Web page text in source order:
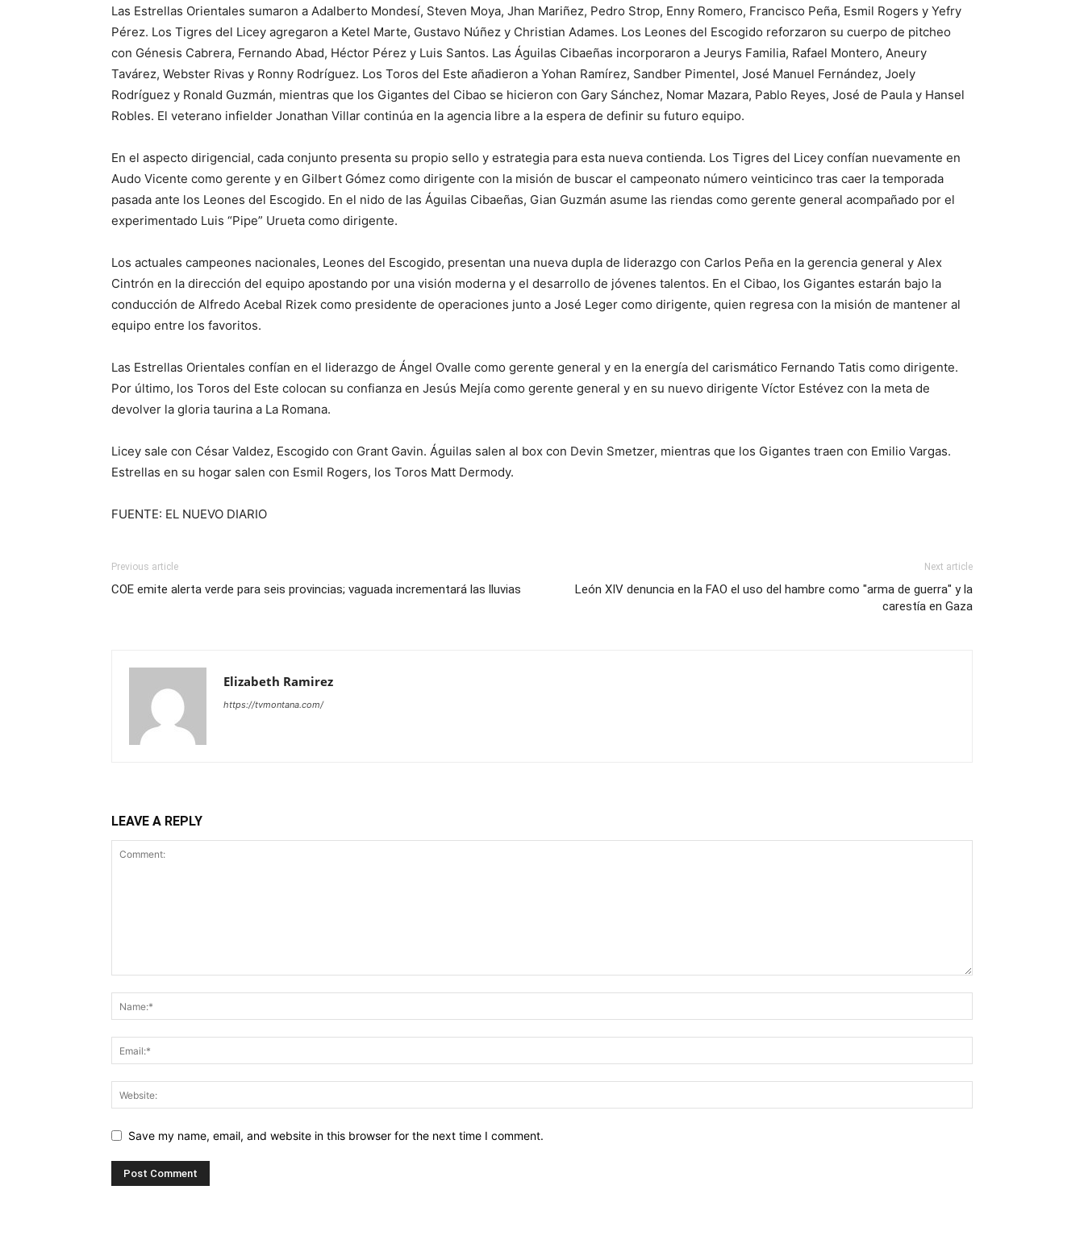
Las Estrellas Orientales sumaron a Adalberto Mondesí, Steven Moya, Jhan Mariñez, Pedro Strop, Enny Romero, Francisco Peña, Esmil Rogers y Yefry
Pérez. Los Tigres del Licey agregaron a Ketel Marte, Gustavo Núñez y Christian Adames. Los Leones del Escogido reforzaron su cuerpo de pitcheo
con Génesis Cabrera, Fernando Abad, Héctor Pérez y Luis Santos. Las Águilas Cibaeñas incorporaron a Jeurys Familia, Rafael Montero, Aneury
Tavárez, Webster Rivas y Ronny Rodríguez. Los Toros del Este añadieron a Yohan Ramírez, Sandber Pimentel, José Manuel Fernández, Joely
Rodríguez y Ronald Guzmán, mientras que los Gigantes del Cibao se hicieron con Gary Sánchez, Nomar Mazara, Pablo Reyes, José de Paula y Hansel
Robles. El veterano infielder Jonathan Villar continúa en la agencia libre a la espera de definir su futuro equipo.
En el aspecto dirigencial, cada conjunto presenta su propio sello y estrategia para esta nueva contienda. Los Tigres del Licey confían nuevamente en
Audo Vicente como gerente y en Gilbert Gómez como dirigente con la misión de buscar el campeonato número veinticinco tras caer la temporada
pasada ante los Leones del Escogido. En el nido de las Águilas Cibaeñas, Gian Guzmán asume las riendas como gerente general acompañado por el
experimentado Luis “Pipe” Urueta como dirigente.
Los actuales campeones nacionales, Leones del Escogido, presentan una nueva dupla de liderazgo con Carlos Peña en la gerencia general y Alex
Cintrón en la dirección del equipo apostando por una visión moderna y el desarrollo de jóvenes talentos. En el Cibao, los Gigantes estarán bajo la
conducción de Alfredo Acebal Rizek como presidente de operaciones junto a José Leger como dirigente, quien regresa con la misión de mantener al
equipo entre los favoritos.
Las Estrellas Orientales confían en el liderazgo de Ángel Ovalle como gerente general y en la energía del carismático Fernando Tatis como dirigente.
Por último, los Toros del Este colocan su confianza en Jesús Mejía como gerente general y en su nuevo dirigente Víctor Estévez con la meta de
devolver la gloria taurina a La Romana.
Licey sale con César Valdez, Escogido con Grant Gavin. Águilas salen al box con Devin Smetzer, mientras que los Gigantes traen con Emilio Vargas.
Estrellas en su hogar salen con Esmil Rogers, los Toros Matt Dermody.
FUENTE: EL NUEVO DIARIO
Previous article
COE emite alerta verde para seis provincias; vaguada incrementará las lluvias
Next article
León XIV denuncia en la FAO el uso del hambre como "arma de guerra" y la
carestía en Gaza
Elizabeth Ramirez
https://tvmontana.com/
LEAVE A REPLY
Save my name, email, and website in this browser for the next time I comment.